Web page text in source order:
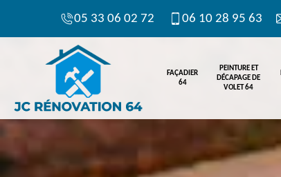
05 33 06 02 72 06 10 28 95 63
FAÇADIER
64
PEINTURE ET
DÉCAPAGE DE
VOLET 64